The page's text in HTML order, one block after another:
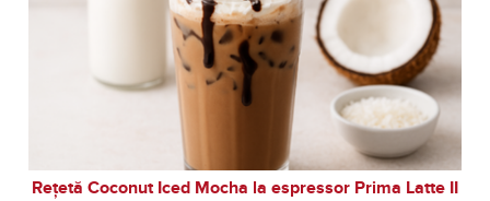
Rețetă Coconut Iced Mocha la espressor Prima Latte II